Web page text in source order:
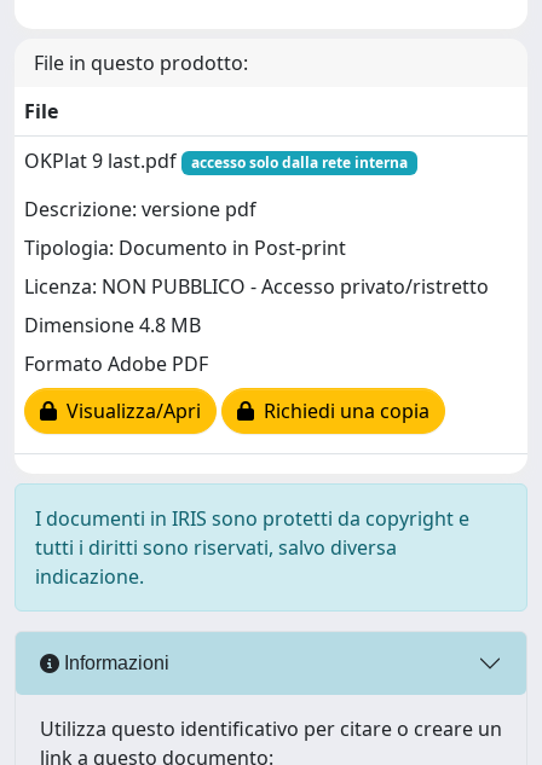
File in questo prodotto:
File
OKPlat 9 last.pdf
accesso solo dalla rete interna
Descrizione: versione pdf
Tipologia: Documento in Post-print
Licenza: NON PUBBLICO - Accesso privato/ristretto
Dimensione 4.8 MB
Formato Adobe PDF
Visualizza/Apri
Richiedi una copia
I documenti in IRIS sono protetti da copyright e
tutti i diritti sono riservati, salvo diversa
indicazione.
Informazioni
Utilizza questo identificativo per citare o creare un
link a questo documento: